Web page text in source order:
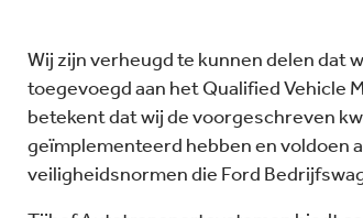
Wij zijn verheugd te kunnen delen dat
toegevoegd aan het Qualified Vehicle
betekent dat wij de voorgeschreven
geïmplementeerd hebben en voldoen
veiligheidsnormen die Ford